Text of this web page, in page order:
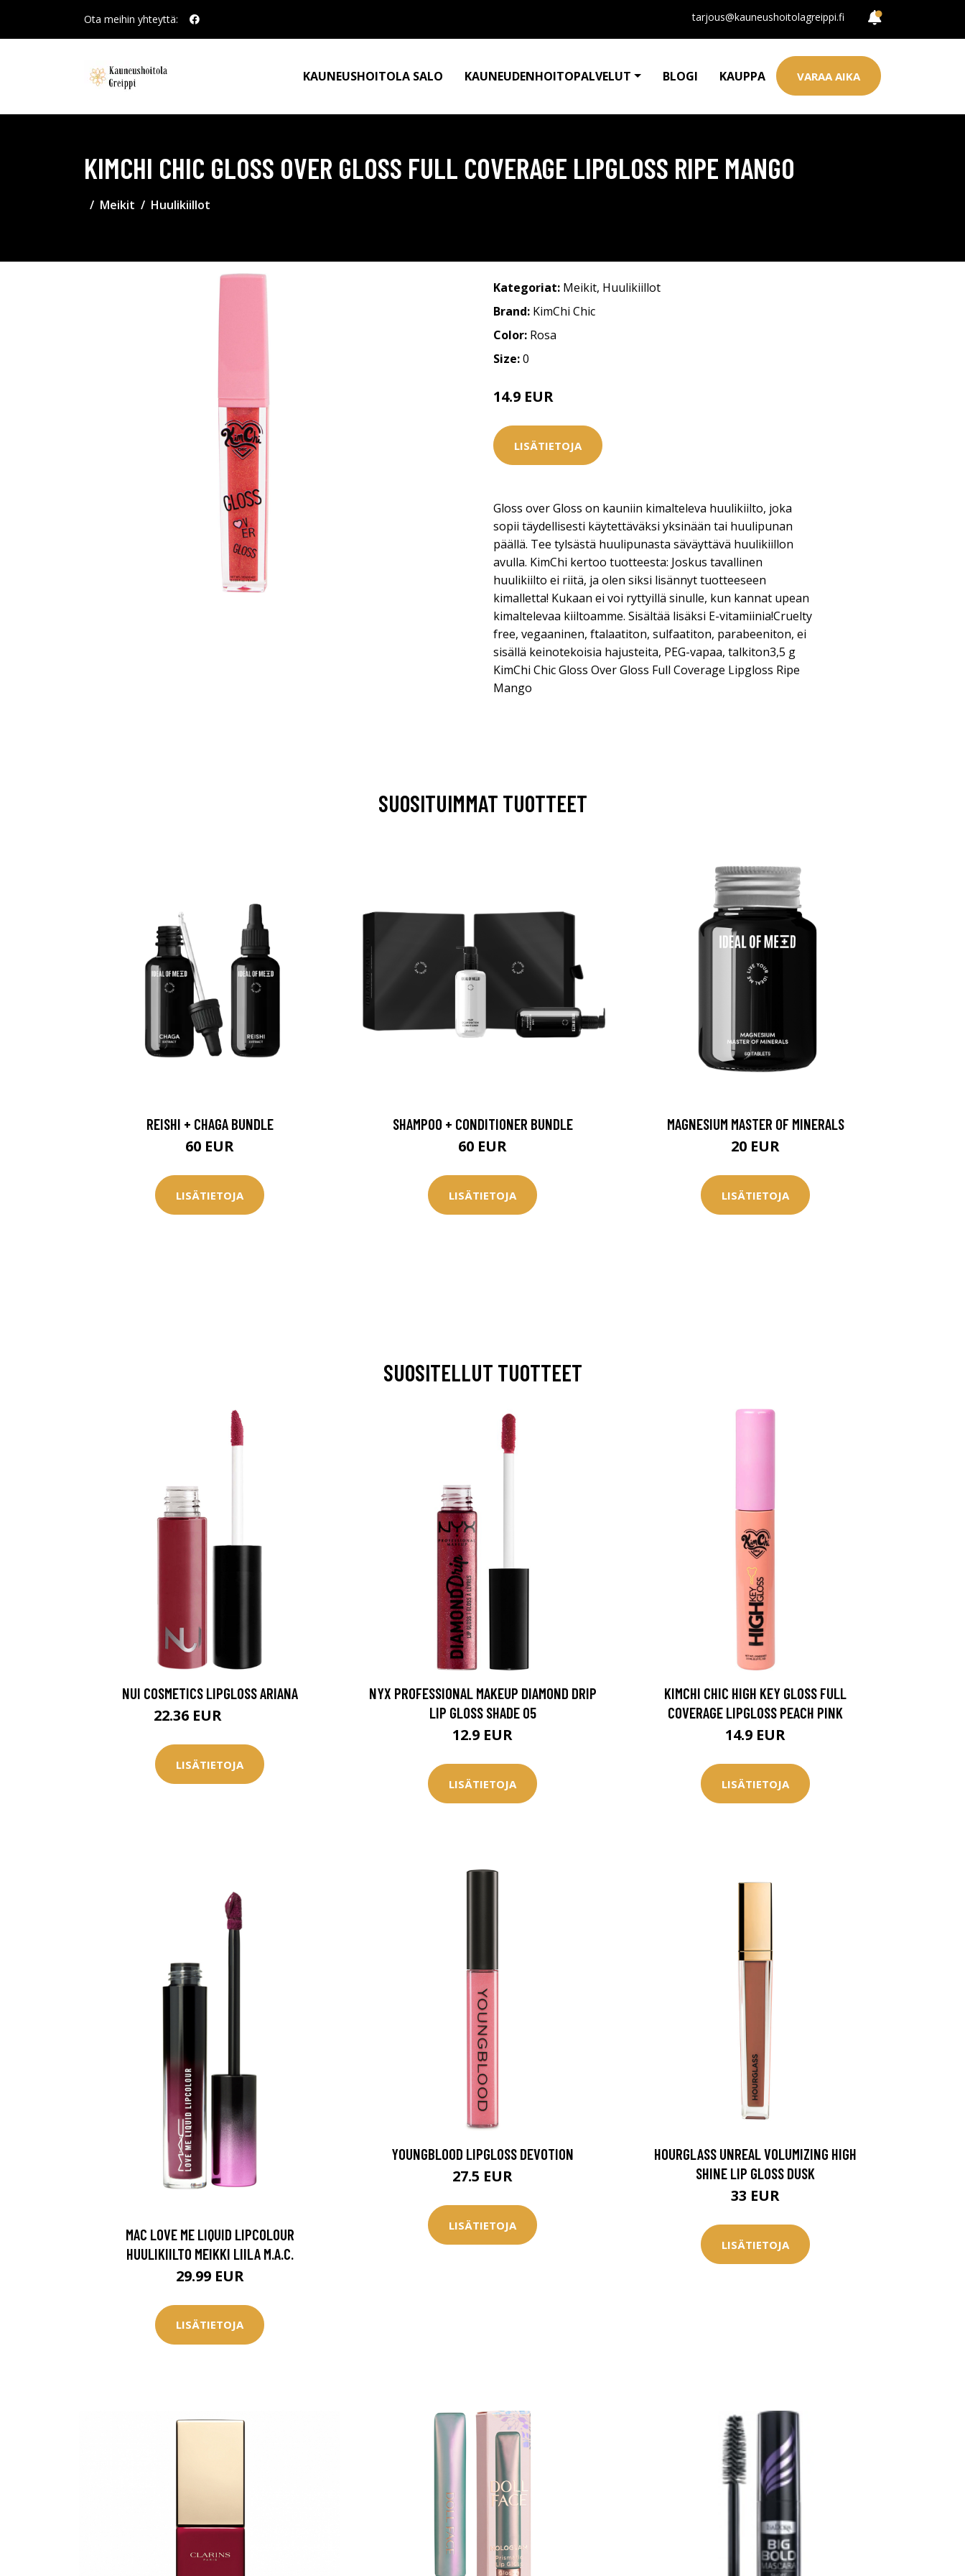
Ota meihin yhteyttä: tarjous@kauneushoitolagreippi.fi
KAUNEUSHOITOLA SALO KAUNEUDENHOITOPALVELUT BLOGI KAUPPA VARAA AIKA
KIMCHI CHIC GLOSS OVER GLOSS FULL COVERAGE LIPGLOSS RIPE MANGO
Meikit Huulikiillot
Kategoriat: Meikit, Huulikiillot
Brand: KimChi Chic
Color: Rosa
Size:0
14.9 EUR
LISÄTIETOJA
Gloss over Gloss on kauniin kimalteleva huulikiilto, joka
sopii täydellisesti käytettäväksi yksinään tai huulipunan
päällä. Tee tylsästä huulipunasta säväyttävä huulikiillon
avulla. KimChi kertoo tuotteesta: Joskus tavallinen
huulikiilto ei riitä, ja olen siksi lisännyt tuotteeseen
kimalletta! Kukaan ei voi ryttyillä sinulle, kun kannat upean
kimaltelevaa kiiltoamme. Sisältää lisäksi E-vitamiinia!Cruelty
free, vegaaninen, ftalaatiton, sulfaatiton, parabeeniton, ei
sisällä keinotekoisia hajusteita, PEG-vapaa, talkiton3,5 g
KimChi Chic Gloss Over Gloss Full Coverage Lipgloss Ripe
Mango
SUOSITUIMMAT TUOTTEET
REISHI + CHAGA BUNDLE
60 EUR
LISÄTIETOJA
SHAMPOO + CONDITIONER BUNDLE
60 EUR
LISÄTIETOJA
MAGNESIUM MASTER OF MINERALS
20 EUR
LISÄTIETOJA
SUOSITELLUT TUOTTEET
NUI COSMETICS LIPGLOSS ARIANA
22.36 EUR
LISÄTIETOJA
NYX PROFESSIONAL MAKEUP DIAMOND DRIP
LIP GLOSS SHADE 05
12.9 EUR
LISÄTIETOJA
KIMCHI CHIC HIGH KEY GLOSS FULL
COVERAGE LIPGLOSS PEACH PINK
14.9 EUR
LISÄTIETOJA
MAC LOVE ME LIQUID LIPCOLOUR
HUULIKIILTO MEIKKI LIILA M.A.C.
29.99 EUR
LISÄTIETOJA
YOUNGBLOOD LIPGLOSS DEVOTION
27.5 EUR
LISÄTIETOJA
HOURGLASS UNREAL VOLUMIZING HIGH
SHINE LIP GLOSS DUSK
33 EUR
LISÄTIETOJA
Erikoistarjous
Kaikki IdealofMeDin tuotteet -20 %!
Saat myös -200 € toimenpiteistä, kun
konsultaation
KATSO TARJOUS